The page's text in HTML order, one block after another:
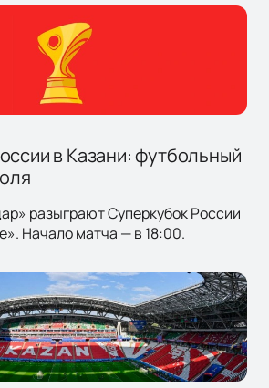
в Казани: футбольный
разыграют Суперкубок России
Начало матча — в 18:00.